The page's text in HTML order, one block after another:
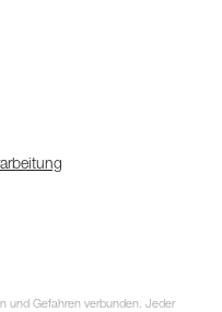
und Gefahren verbunden. Jeder